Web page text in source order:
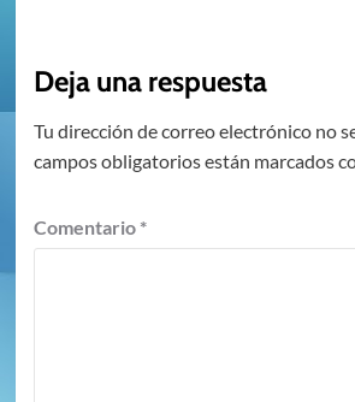
Deja una respuesta
Tu dirección de correo electrónico no
campos obligatorios están marcados
Comentario *